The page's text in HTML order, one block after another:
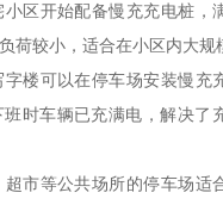
区开始配备慢充充电桩，
荷较小，适合在小区内大规
楼可以在停车场安装慢充
时车辆已充满电，解决了
市等公共场所的停车场适